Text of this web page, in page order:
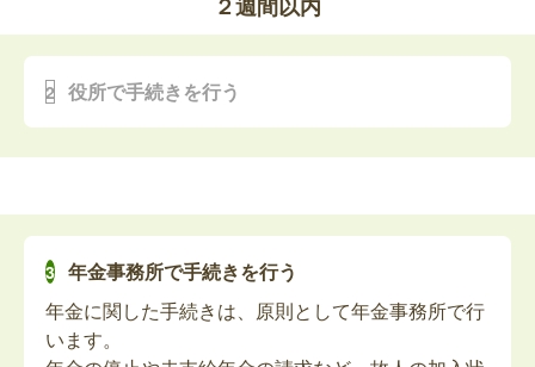
故人の精神障害者保健福祉手帳の返納
特別障害者手当の受給資格者死亡届・未支払
い手当請求
特別障害者手当を受給されていた方の死亡に伴い、
受給資格者死亡届を出していただく手続きです。未
発行されず、手続きも滞ってしまうため、葬儀社に
任せる場合も、提出状況を必ず確認しましょう。
葬儀の期間中に行う手続きは、基本的にこの「死亡
また、死亡診断書の原本は提出すると返却されない
ため、他の手続き用に「死亡診断書のコピー」を事
前にとっておくことをおすすめします。
多くの手続きでは、死亡の事実を証明する書類とし
役所で手続きを行う
年金事務所で手続きを行う
年金に関した手続きは、原則として年金事務所で行
います。